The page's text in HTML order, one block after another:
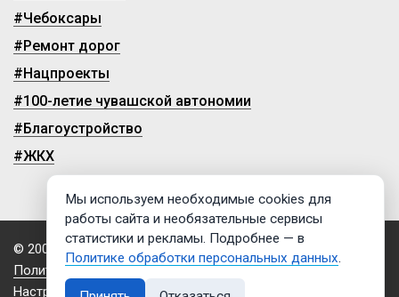
#Чебоксары
#Ремонт дорог
#Нацпроекты
#100-летие чувашской автономии
#Благоустройство
#ЖКХ
© 2009-2026, ГТРК «Чувашия»
Политика обработки персональных данных
Настройки cookies
Мы используем необходимые cookies для
работы сайта и необязательные сервисы
статистики и рекламы. Подробнее — в
Политике обработки персональных данных.